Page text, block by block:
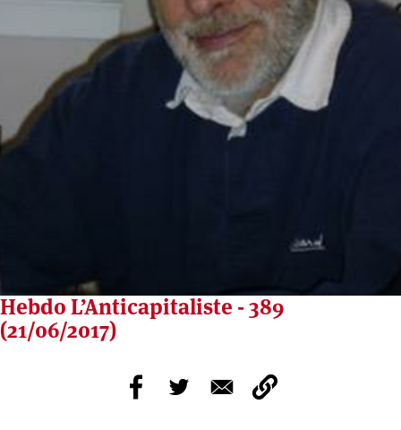
Hebdo L’Anticapitaliste - 389
(21/06/2017)